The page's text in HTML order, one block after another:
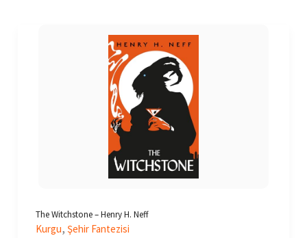
The Witchstone – Henry H. Neff
Kurgu, Şehir Fantezisi